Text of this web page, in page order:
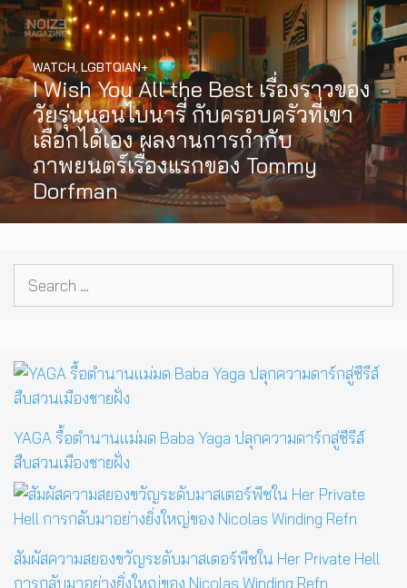
I Wish You All the Best เรื่องราวของ
วัยรุ่นนอนไบนารี่ กับครอบครัวที่เขา
เลือกได้เอง ผลงานการกำกับ
ภาพยนตร์เรื่องแรกของ Tommy
Dorfman
WATCH LGBTQIAN+
Search
YAGA รื้อตำนานแม่มด Baba Yaga ปลุกความดาร์กสู่ซีรีส์
สืบสวนเมืองชายฝั่ง
สัมผัสความสยองขวัญระดับมาสเตอร์พีซใน Her Private Hell
การกลับมาอย่างยิ่งใหญ่ของ Nicolas Winding Refn